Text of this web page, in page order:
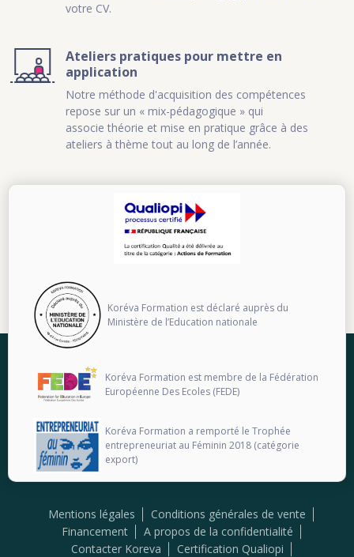
votre CV.
Ateliers pratiques pour mettre en
application
Notre méthode d'acquisition des compétences
repose sur un « mix-pédagogique » qui
associe théorie et mise en pratique grâce à des
ateliers à thème tout au long de l’année.
Koréva Formation est déclaré auprès du
Ministère de l’Education nationale
Koréva Formation est membre de la Fédération
Européenne Des Ecoles (FEDE)
Koréva Formation a remporté le Trophée
entrepreneuriat au Féminin 2018 (catégorie
export)
Mentions légales
Conditions générales de vente
Financement
A propos de la confidentialité
Contacter Koreva
Certification Qualiopi